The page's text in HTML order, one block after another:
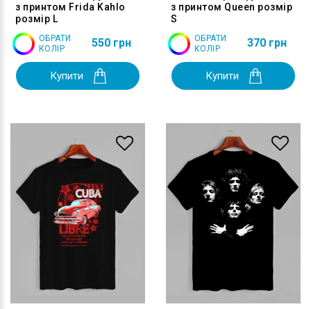
з принтом Frida Kahlo
розмір L
ОБРАТИ
КОЛІР
550 грн
Купити
з принтом Queen розмір
S
ОБРАТИ
КОЛІР
370 грн
Купити